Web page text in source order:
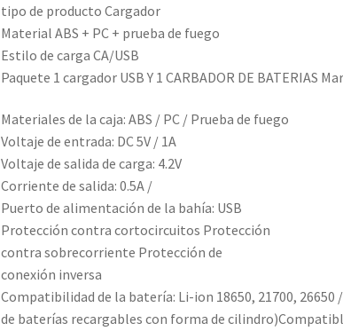
tipo de producto Cargador
Material ABS + PC + prueba de fuego
Estilo de carga CA/USB
Paquete 1 cargador USB Y 1 CARBADOR DE BATERIAS
Materiales de la caja: ABS / PC / Prueba de fuego
Voltaje de entrada: DC 5V / 1A
Voltaje de salida de carga: 4.2V
Corriente de salida: 0.5A /
Puerto de alimentación de la bahía: USB
Protección contra cortocircuitos Protección
contra sobrecorriente Protección de
conexión inversa
Compatibilidad de la batería: Li-ion 18650, 21700,
de baterías recargables con forma de